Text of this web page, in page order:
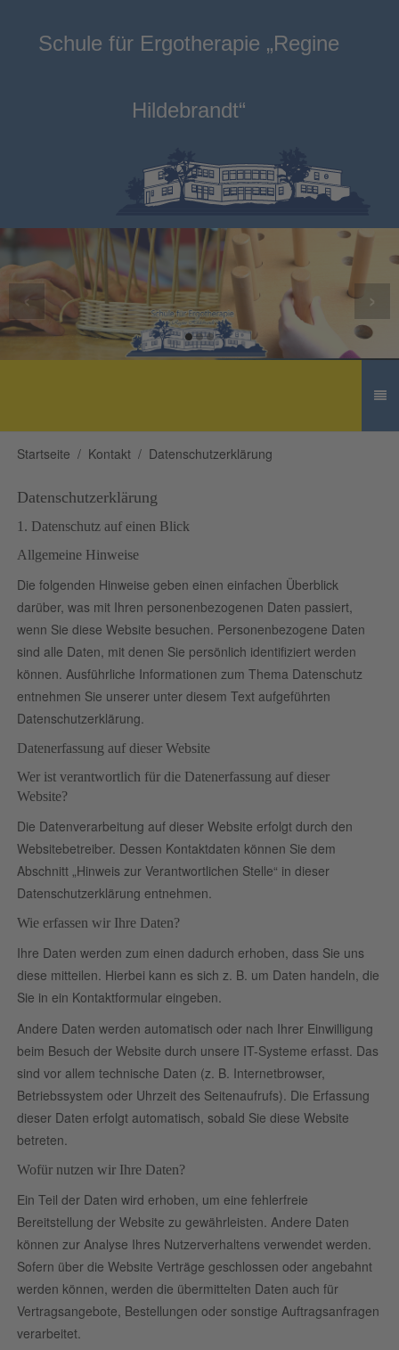
Schule für Ergotherapie „Regine
Hildebrandt“
›
‹
Startseite Kontakt Datenschutzerklärung
Datenschutzerklärung
1. Datenschutz auf einen Blick
Allgemeine Hinweise
Die folgenden Hinweise geben einen einfachen Überblick
darüber, was mit Ihren personenbezogenen Daten passiert,
wenn Sie diese Website besuchen. Personenbezogene Daten
sind alle Daten, mit denen Sie persönlich identifiziert werden
können. Ausführliche Informationen zum Thema Datenschutz
entnehmen Sie unserer unter diesem Text aufgeführten
Datenschutzerklärung.
Datenerfassung auf dieser Website
Wer ist verantwortlich für die Datenerfassung auf dieser
Website?
Die Datenverarbeitung auf dieser Website erfolgt durch den
Websitebetreiber. Dessen Kontaktdaten können Sie dem
Abschnitt „Hinweis zur Verantwortlichen Stelle“ in dieser
Datenschutzerklärung entnehmen.
Wie erfassen wir Ihre Daten?
Ihre Daten werden zum einen dadurch erhoben, dass Sie uns
diese mitteilen. Hierbei kann es sich z. B. um Daten handeln, die
Sie in ein Kontaktformular eingeben.
Andere Daten werden automatisch oder nach Ihrer Einwilligung
beim Besuch der Website durch unsere IT-Systeme erfasst. Das
sind vor allem technische Daten (z. B. Internetbrowser,
Betriebssystem oder Uhrzeit des Seitenaufrufs). Die Erfassung
dieser Daten erfolgt automatisch, sobald Sie diese Website
betreten.
Wofür nutzen wir Ihre Daten?
Ein Teil der Daten wird erhoben, um eine fehlerfreie
Bereitstellung der Website zu gewährleisten. Andere Daten
können zur Analyse Ihres Nutzerverhaltens verwendet werden.
Sofern über die Website Verträge geschlossen oder angebahnt
werden können, werden die übermittelten Daten auch für
Vertragsangebote, Bestellungen oder sonstige Auftragsanfragen
verarbeitet.